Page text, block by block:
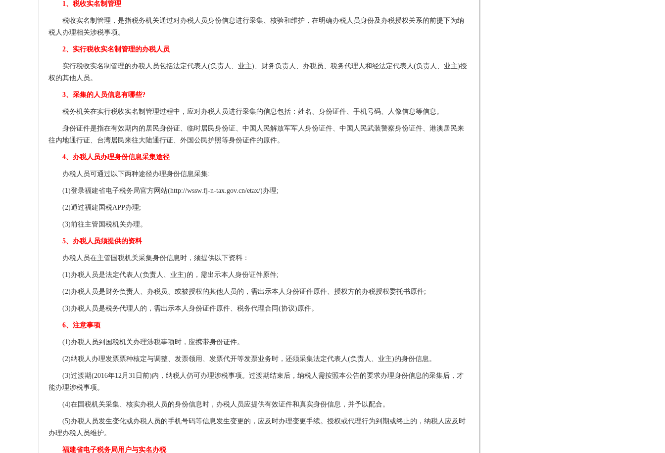
1、税收实名制管理
税收实名制管理，是指税务机关通过对办税人员身份信息进行采集、核验和维护，在明确办税人员身份及办税授权关系的前提下为纳
税人办理相关涉税事项。
2、实行税收实名制管理的办税人员
实行税收实名制管理的办税人员包括法定代表人(负责人、业主)、财务负责人、办税员、税务代理人和经法定代表人(负责人、业主)授
权的其他人员。
3、采集的人员信息有哪些?
税务机关在实行税收实名制管理过程中，应对办税人员进行采集的信息包括：姓名、身份证件、手机号码、人像信息等信息。
身份证件是指在有效期内的居民身份证、临时居民身份证、中国人民解放军军人身份证件、中国人民武装警察身份证件、港澳居民来
往内地通行证、台湾居民来往大陆通行证、外国公民护照等身份证件的原件。
4、办税人员办理身份信息采集途径
办税人员可通过以下两种途径办理身份信息采集:
(1)登录福建省电子税务局官方网站(http://wssw.fj-n-tax.gov.cn/etax/)办理;
(2)通过福建国税APP办理;
(3)前往主管国税机关办理。
5、办税人员须提供的资料
办税人员在主管国税机关采集身份信息时，须提供以下资料：
(1)办税人员是法定代表人(负责人、业主)的，需出示本人身份证件原件;
(2)办税人员是财务负责人、办税员、或被授权的其他人员的，需出示本人身份证件原件、授权方的办税授权委托书原件;
(3)办税人员是税务代理人的，需出示本人身份证件原件、税务代理合同(协议)原件。
6、注意事项
(1)办税人员到国税机关办理涉税事项时，应携带身份证件。
(2)纳税人办理发票票种核定与调整、发票领用、发票代开等发票业务时，还须采集法定代表人(负责人、业主)的身份信息。
(3)过渡期(2016年12月31日前)内，纳税人仍可办理涉税事项。过渡期结束后，纳税人需按照本公告的要求办理身份信息的采集后，才
能办理涉税事项。
(4)在国税机关采集、核实办税人员的身份信息时，办税人员应提供有效证件和真实身份信息，并予以配合。
(5)办税人员发生变化或办税人员的手机号码等信息发生变更的，应及时办理变更手续。授权或代理行为到期或终止的，纳税人应及时
办理办税人员维护。
福建省电子税务局用户与实名办税